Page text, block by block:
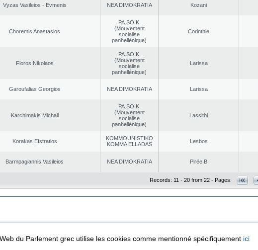
Vyzas Vasileios - Evmenis NEA DΙMOKRATIA Kozani
Choremis Anastasios
PA.SO.K.
(Mouvement
socialise
panhellénique)
Corinthie
Floros Nikolaos
PA.SO.K.
(Mouvement
socialise
panhellénique)
Larissa
Garoufalias Georgios NEA DΙMOKRATIA Larissa
Karchimakis Michail
PA.SO.K.
(Mouvement
socialise
panhellénique)
Lassithi
Korakas Efstratios
KOMMOUNISTIKO
KOMMA ELLADAS
Lesbos
Barmpagiannis Vasileios NEA DΙMOKRATIA Pirée B
Records: 11 - 20 from 22 - Pages:
Protection Security & Access
du Parlement grec utilise les cookies comme mentionné spécifiquement ici